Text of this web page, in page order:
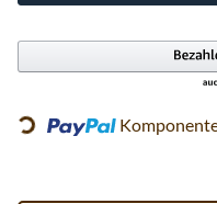
Loading...